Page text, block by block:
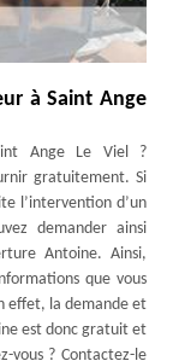
à Saint Ange
Ange Le Viel ?
gratuitement. Si
l’intervention d’un
demander ainsi
Antoine. Ainsi,
que vous
effet, la demande et
est donc gratuit et
vous ? Contactez-le